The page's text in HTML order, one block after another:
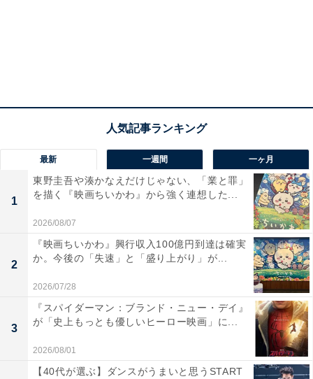
2PM。左からウヨン、Jun. K、ジュノ、チャンソン、ニックン、テギ
ョン ※ 写真：アフロ（2015 SBS Awards Festival時撮影）
最新 一週間 一ヶ月
1
東野圭吾や湊かなえだけじゃない、「業と罪」
を描く『映画ちいかわ』から強く連想した...
2026/08/07
2
『映画ちいかわ』興行収入100億円到達は確実
か。今後の「失速」と「盛り上がり」が...
2026/07/28
3
『スパイダーマン：ブランド・ニュー・デイ』
が「史上もっとも優しいヒーロー映画」に...
2026/08/01
【40代が選ぶ】ダンスがうまいと思うSTART